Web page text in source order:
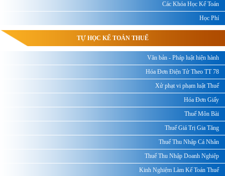
Các Khóa Học Kế Toán
Học Phí
TỰ HỌC KẾ TOÁN THUẾ
Văn bản - Pháp luật hiện hành
Hóa Đơn Điện Tử Theo TT 78
Xử phạt vi phạm luật Thuế
Hóa Đơn Giấy
Thuế Môn Bài
Thuế Giá Trị Gia Tăng
Thuế Thu Nhập Cá Nhân
Thuế Thu Nhập Doanh Nghiệp
Kinh Nghiệm Làm Kế Toán Thuế